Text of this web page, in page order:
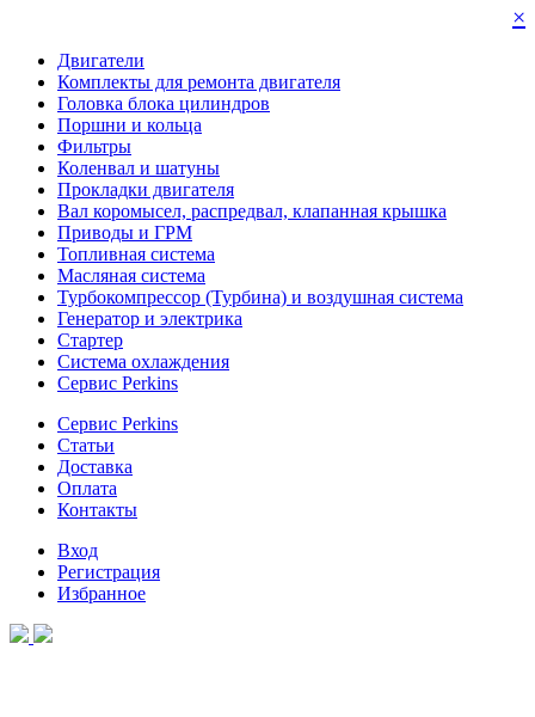
×
Двигатели
Комплекты для ремонта двигателя
Головка блока цилиндров
Поршни и кольца
Фильтры
Коленвал и шатуны
Прокладки двигателя
Вал коромысел, распредвал, клапанная крышка
Приводы и ГРМ
Топливная система
Масляная система
Турбокомпрессор (Турбина) и воздушная система
Генератор и электрика
Стартер
Система охлаждения
Сервис Perkins
Сервис Perkins
Статьи
Доставка
Оплата
Контакты
Вход
Регистрация
Избранное